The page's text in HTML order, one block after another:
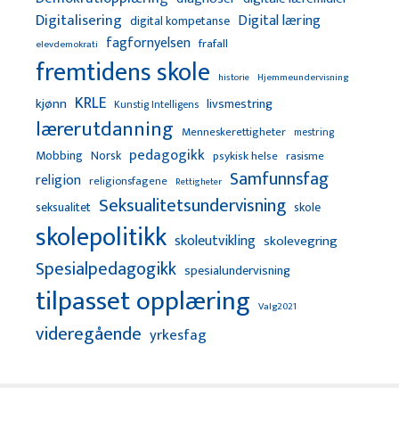
Digitalisering digital kompetanse Digital læring
elevdemokrati fagfornyelsen frafall
fremtidens skole historie Hjemmeundervisning
kjønn KRLE Kunstig Intelligens livsmestring
lærerutdanning Menneskerettigheter mestring
Mobbing Norsk pedagogikk psykisk helse rasisme
religion religionsfagene Rettigheter Samfunnsfag
seksualitet Seksualitetsundervisning skole
skolepolitikk skoleutvikling skolevegring
Spesialpedagogikk spesialundervisning
tilpasset opplæring Valg2021
videregående yrkesfag